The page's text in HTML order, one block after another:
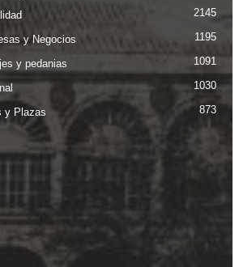
2145
y Negocios 1195
y pedanias 1091
1030
y Plazas 873